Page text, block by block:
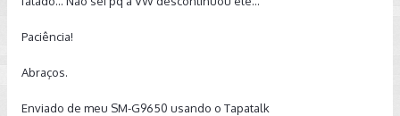
Paciência!
Abraços.
Enviado de meu SM-G9650 usando o Tapatalk